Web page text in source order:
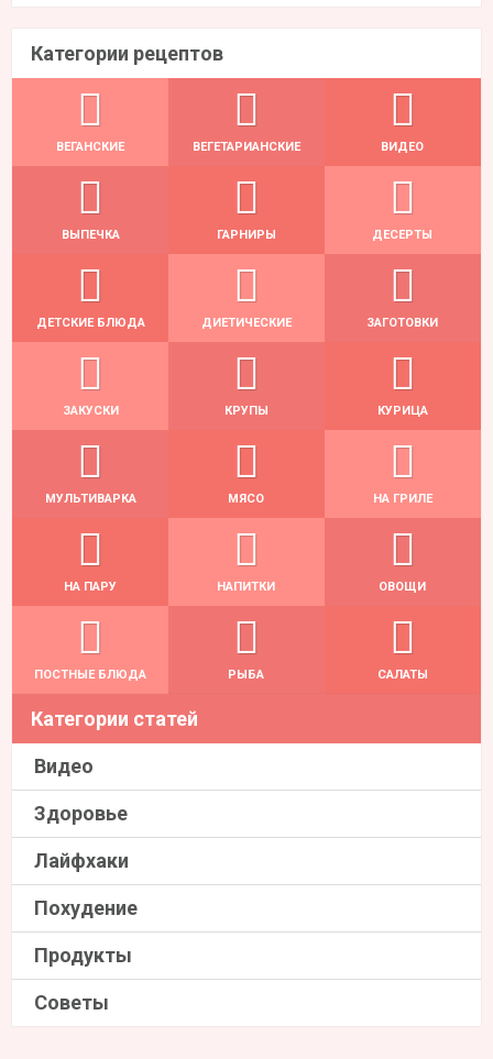
Категории рецептов
ВЕГАНСКИЕ ВЕГЕТАРИАНСКИЕ ВИДЕО
ВЫПЕЧКА ГАРНИРЫ ДЕСЕРТЫ
ДЕТСКИЕ БЛЮДА ДИЕТИЧЕСКИЕ ЗАГОТОВКИ
ЗАКУСКИ КРУПЫ КУРИЦА
МУЛЬТИВАРКА МЯСО НА ГРИЛЕ
НА ПАРУ НАПИТКИ ОВОЩИ
ПОСТНЫЕ БЛЮДА РЫБА САЛАТЫ
Категории статей
Видео
Здоровье
Лайфхаки
Похудение
Продукты
Советы